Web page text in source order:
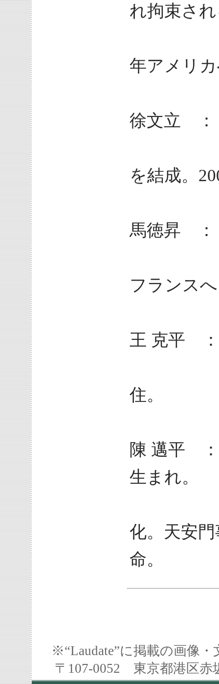
れ拘束さ
年アメリ
徐文立 ：
を結成。
馬徳昇 ：
フランス
王 克平
住。
陳 邁平
生まれ。
化。天安
命。
※“Laudate”に掲載の画像
〒107-0052 東京都港区